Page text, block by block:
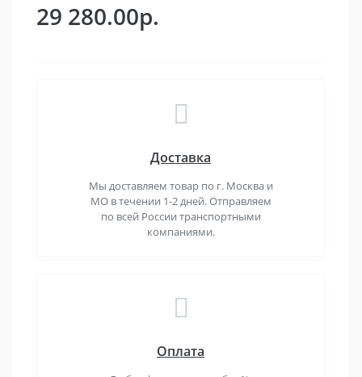
29 280.00р.
Доставка
Мы доставляем товар по г. Москва и
МО в течении 1-2 дней. Отправляем
по всей России транспортными
компаниями.
Оплата